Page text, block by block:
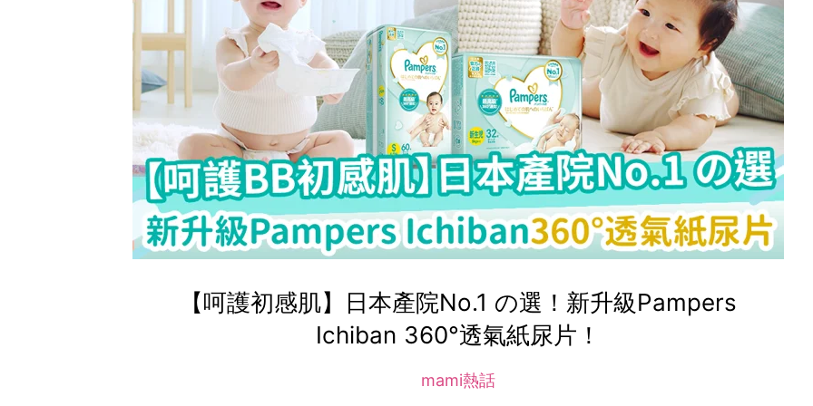
【呵護初感肌】日本產院No.1 の選！新升級Pampers
Ichiban 360°透氣紙尿片！
mami熱話